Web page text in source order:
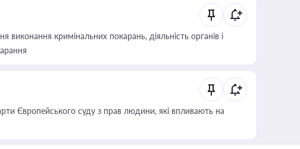
виконання кримінальних покарань, діяльність органів і
Європейського суду з прав людини, які впливають на